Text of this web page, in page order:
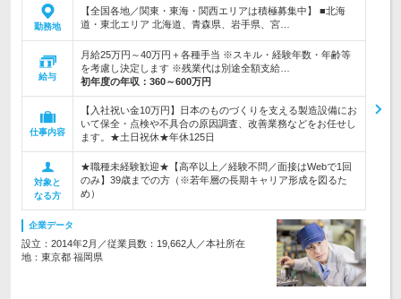
勤務地
【全国各地／関東・東海・関西エリアは積極募集中】 ■北海
道・東北エリア 北海道、青森県、岩手県、宮…
給与
月給25万円～40万円＋各種手当 ※スキル・経験年数・年齢等
を考慮し決定します ※残業代は別途全額支給…
初年度の年収： 360～600万円
仕事内容
【入社祝い金10万円】日本のものづくりを支える製造設備にお
いて保全・点検や不具合の原因調査、改善業務などをお任せし
ます。★土日祝休★年休125日
対象と
なる方
★職種未経験歓迎★【高卒以上／経験不問／面接はWebで1回
のみ】39歳までの方（※若年層の長期キャリア形成を図るた
め）
企業データ
設立：2014年2月／従業員数：19,662人／本社所在
地：東京都 福岡県